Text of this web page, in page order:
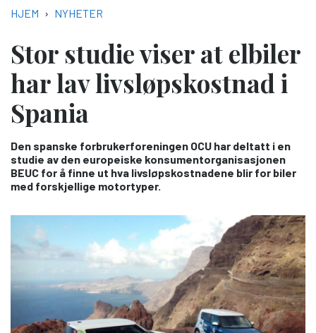
NAVIGASJONSSTI
HJEM NYHETER
Stor studie viser at elbiler
har lav livsløpskostnad i
Spania
Den spanske forbrukerforeningen OCU har deltatt i en
studie av den europeiske konsumentorganisasjonen
BEUC for å finne ut hva livsløpskostnadene blir for biler
med forskjellige motortyper.